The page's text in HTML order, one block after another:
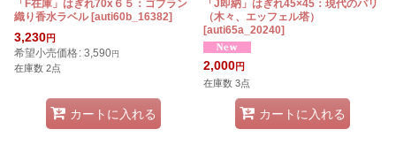
「F在庫」はぎれ70x６５：ゴブラン
織り香水ラベル [auti60b_16382]
3,230円
希望小売価格: 3,590円
在庫数 2点
カートに入れる
「J即納」はぎれ45×45：現代のパリ
（木々、エッフェル塔）
[auti65a_20240]
2,000円
在庫数 3点
カートに入れる